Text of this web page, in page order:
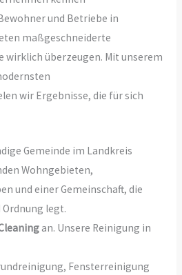
und Betriebe in
maßgeschneiderte
wirklich überzeugen. Mit unserem
wir Ergebnisse, die für sich
Gemeinde im Landkreis
Wohngebieten,
und einer Gemeinschaft, die
legt.
an. Unsere Reinigung in
Fensterreinigung